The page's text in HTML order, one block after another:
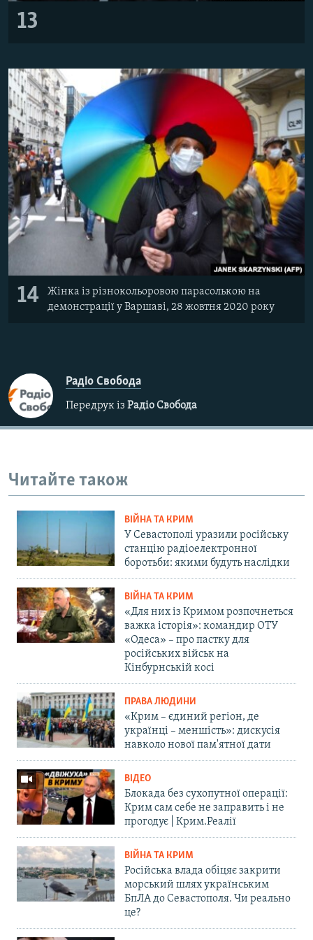
13
14
Жінка із різнокольоровою парасолькою на
демонстрації у Варшаві, 28 жовтня 2020 року
Радіо Свобода
Передрук із Радіо Свобода
Читайте також
ВІЙНА ТА КРИМ
У Севастополі уразили російську
станцію радіоелектронної
боротьби: якими будуть наслідки
ВІЙНА ТА КРИМ
«Для них із Кримом розпочнеться
важка історія»: командир ОТУ
«Одеса» – про пастку для
російських військ на
Кінбурнській косі
ПРАВА ЛЮДИНИ
«Крим – єдиний регіон, де
українці – меншість»: дискусія
навколо нової пам'ятної дати
ВІДЕО
Блокада без сухопутної операції:
Крим сам себе не заправить і не
прогодує | Крим.Реалії
ВІЙНА ТА КРИМ
Російська влада обіцяє закрити
морський шлях українським
БпЛА до Севастополя. Чи реально
це?